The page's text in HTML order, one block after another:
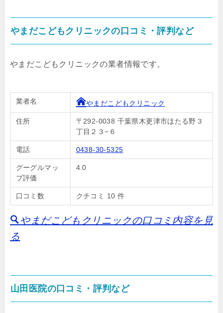
やまだこどもクリニックの口コミ・評判など
やまだこどもクリニックの業者情報です。
業者名 やまだこどもクリニック
住所
〒292-0038 千葉県木更津市ほたる野３
丁目２３−６
電話 0438-30-5325
グーグルマッ
プ評価
4.0
口コミ数 クチコミ 10 件
やまだこどもクリニックの口コミ内容を見
る
山田医院の口コミ・評判など